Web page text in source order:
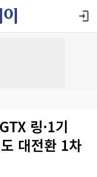
링·1기
대전환 1차